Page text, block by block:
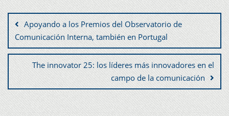
Apoyando a los Premios del Observatorio de
Comunicación Interna, también en Portugal
The innovator 25: los líderes más innovadores en el
campo de la comunicación